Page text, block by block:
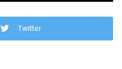
Twitter